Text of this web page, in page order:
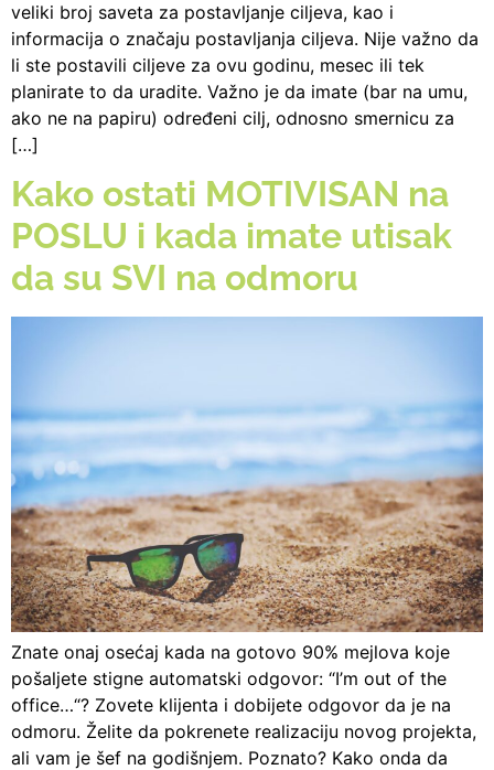
veliki broj saveta za postavljanje ciljeva, kao i
informacija o značaju postavljanja ciljeva. Nije važno da
li ste postavili ciljeve za ovu godinu, mesec ili tek
planirate to da uradite. Važno je da imate (bar na umu,
ako ne na papiru) određeni cilj, odnosno smernicu za
[…]
Kako ostati MOTIVISAN na
POSLU i kada imate utisak
da su SVI na odmoru
Znate onaj osećaj kada na gotovo 90% mejlova koje
pošaljete stigne automatski odgovor: “I’m out of the
office…“? Zovete klijenta i dobijete odgovor da je na
odmoru. Želite da pokrenete realizaciju novog projekta,
ali vam je šef na godišnjem. Poznato? Kako onda da